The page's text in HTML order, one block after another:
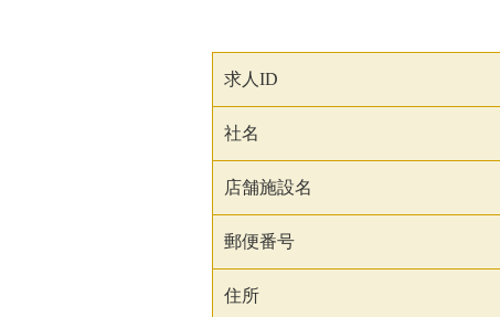
求人ID
社名
店舗施設名
郵便番号
住所